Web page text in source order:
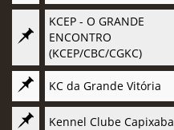
KCEP - O GRANDE
ENCONTRO
(KCEP/CBC/CGKC)
KC da Grande Vitória
Kennel Clube Capixaba